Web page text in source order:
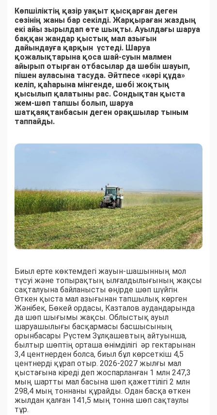
Көпшіліктің қазір уақыт қысқарған деген
сөзінің жаны бар секілді. Жарқыраған жаздың
екі айы зырылдап өте шықты. Ауылдағы шаруа
баққан жандар қыстық мал азығын
дайындауға қарқын үстеді. Шаруа
қожалықтарына қоса шай-суын малмен
айырып отырған отбасылар да шөбін шауып,
пішен ауласына тасуда. Әйтпесе «кәрі құда»
келіп, қаһарына мінгенде, шөбі жоқтың
қысылып қалатыны рас. Сондықтан қыста
жем-шөп тапшы болып, шаруа
шатқаяқтанбасын деген орақшылар тыным
таппайды.
Биыл ерте көктемдегі жауын-шашынның мол
түсуі және топырақтың ылғалдылығының жақсы
сақталуына байланысты өңірде шөп шүйгін.
Өткен қыста мал азығынан тапшылық көрген
Жәнібек, Бөкей ордасы, Казталов аудандарында
да шөп шығымы жақсы. Облыстық ауыл
шаруашылығы басқармасы басшысының
орынбасары Рүстем Зұлқашевтың айтуынша,
былтыр шөптің орташа өнімділігі әр гектарынан
3,4 центнерден болса, биыл бұл көрсеткіш 4,5
центнерді құрап отыр. 2026-2027 жылғы мал
қыстағына кіреді деп жоспарланған 1 млн 247,3
мың шартты мал басына шөп қажеттілігі 2 млн
298,4 мың тоннаны құрайды. Одан басқа өткен
жылдан қалған 141,5 мың тонна шөп сақтаулы
тұр.